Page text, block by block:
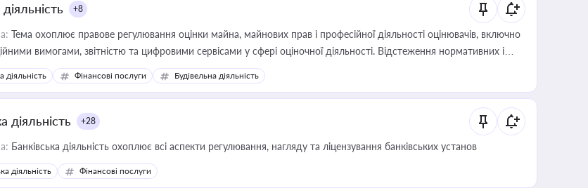
+8
Тема охоплює правове регулювання оцінки майна, майнових прав і професійної діяльності оцінювачів, включно
вимогами, звітністю та цифровими сервісами у сфері оціночної діяльності. Відстеження нормативних і
у цій сфері корисне для власника бізнесу, керівника, юриста або бухгалтера під час оподаткування,
оренди державного майна, корпоративних угод і перевірки статусу суб'єктів оціночної діяльності
діяльність Фінансові послуги Будівельна діяльність
діяльність +28
Банківська діяльність охоплює всі аспекти регулювання, нагляду та ліцензування банківських установ
діяльність Фінансові послуги